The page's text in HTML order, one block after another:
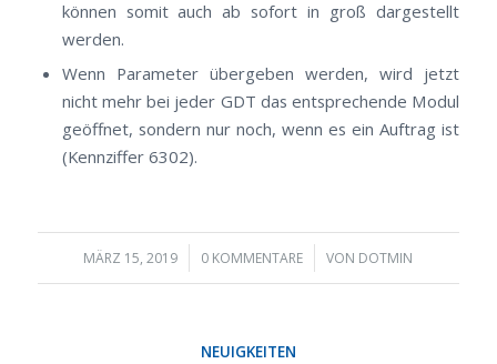
können somit auch ab sofort in groß dargestellt
werden.
Wenn Parameter übergeben werden, wird jetzt
nicht mehr bei jeder GDT das entsprechende Modul
geöffnet, sondern nur noch, wenn es ein Auftrag ist
(Kennziffer 6302).
MÄRZ 15, 2019
/ 0 KOMMENTARE
/ VON DOTMIN
NEUIGKEITEN